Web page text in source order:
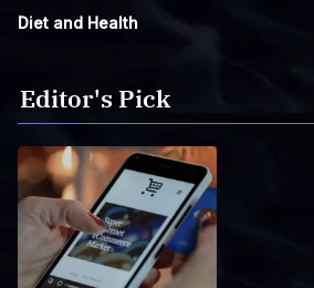
Diet and Health
Editor's Pick